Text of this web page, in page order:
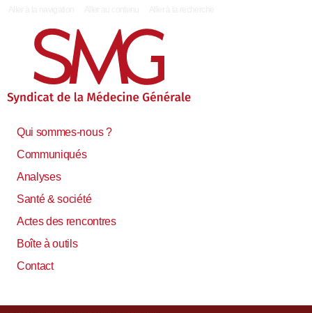
Qui sommes-nous ?
Communiqués
Analyses
Santé & société
Actes des rencontres
Boîte à outils
Contact